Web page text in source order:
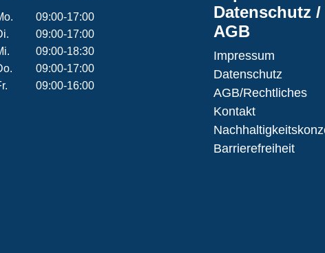
09:00-17:00
09:00-17:00
09:00-18:30
09:00-17:00
09:00-16:00
Datenschutz /
AGB
Impressum
Datenschutz
AGB/Rechtliches
Kontakt
Barrierefreiheit